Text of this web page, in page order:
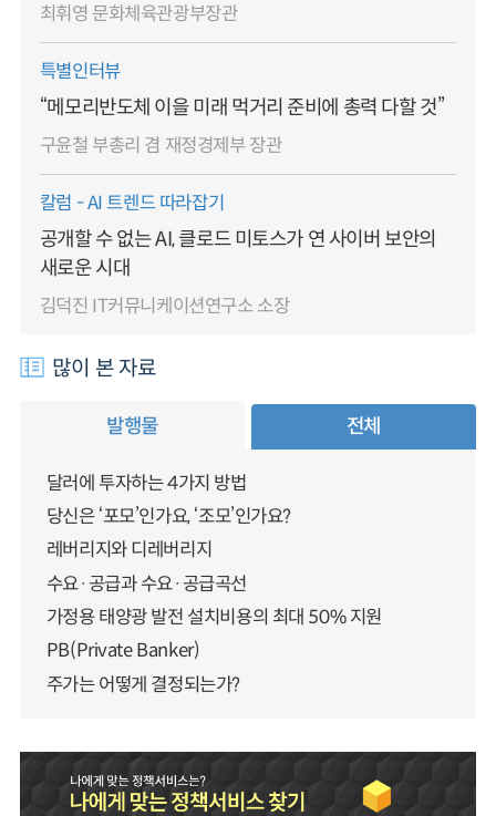
최휘영 문화체육관광부장관
특별인터뷰
“메모리반도체 이을 미래 먹거리 준비에 총력 다할 것”
구윤철 부총리 겸 재정경제부 장관
칼럼 - AI 트렌드 따라잡기
공개할 수 없는 AI, 클로드 미토스가 연 사이버 보안의
새로운 시대
김덕진 IT커뮤니케이션연구소 소장
많이 본 자료
발행물 전체
달러에 투자하는 4가지 방법
당신은 ‘포모’인가요, ‘조모’인가요?
레버리지와 디레버리지
수요·공급과 수요·공급곡선
가정용 태양광 발전 설치비용의 최대 50% 지원
PB(Private Banker)
주가는 어떻게 결정되는가?